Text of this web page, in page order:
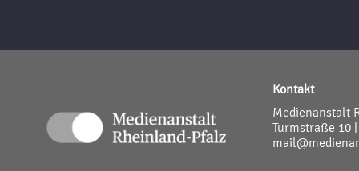
Kontakt
Medienanstalt
Turmstraße 10